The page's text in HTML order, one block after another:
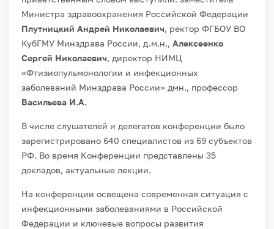
Министра здравоохранения Российской Федерации
Плутницкий Андрей Николаевич, ректор ФГБОУ ВО
КубГМУ Минздрава России, д.м.н., Алексеенко
Сергей Николаевич, директор НИМЦ
«Фтизиопульмонологии и инфекционных
заболеваний Минздрава России» дмн., профессор
Васильева И.А.
В числе слушателей и делегатов конференции было
зарегистрировано 640 специалистов из 69 субъектов
РФ. Во время Конференции представлены 35
докладов, актуальные лекции.
На конференции освещена современная ситуация с
инфекционными заболеваниями в Российской
Федерации и ключевые вопросы развития